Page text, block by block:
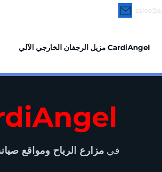
مزيل الرجفان الخارجي الآلي CardiAngel
في مزارع الرياح ومواقع